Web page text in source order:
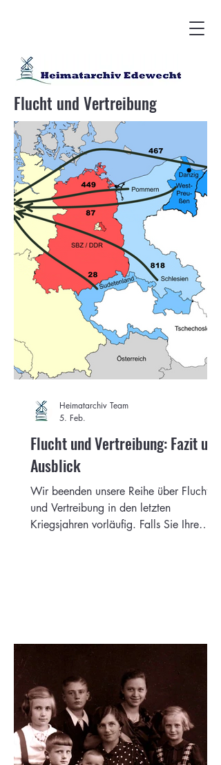
Flucht und Vertreibung
Flucht und Vertreibung: Fazit und
Ausblick
Wir beenden unsere Reihe über Flucht
und Vertreibung in den letzten
Kriegsjahren vorläufig. Falls Sie Ihre
Heimatarchiv Team
5. Feb.